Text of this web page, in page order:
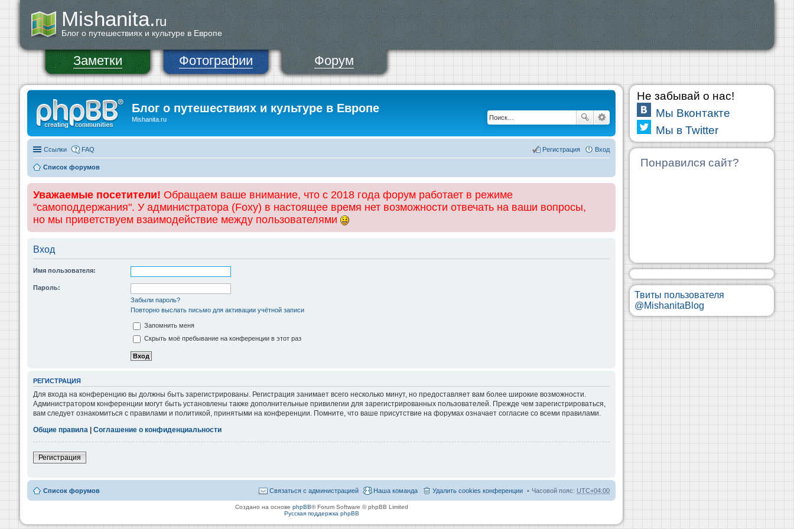
Mishanita.ru
Блог о путешествиях и культуре в Европе
Заметки Фотографии Форум
Блог о путешествиях и культуре в Европе
Mishanita.ru
Ссылки FAQ Вход
Регистрация
Список форумов
Уважаемые посетители! Обращаем ваше внимание, что с 2018 года форум работает в режиме
"самоподдержания". У администратора (Foxy) в настоящее время нет возможности отвечать на ваши вопросы,
но мы приветствуем взаимодействие между пользователями
Вход
Имя пользователя:
Пароль:
Забыли пароль?
Повторно выслать письмо для активации учётной записи
Запомнить меня
Скрыть моё пребывание на конференции в этот раз
РЕГИСТРАЦИЯ
Для входа на конференцию вы должны быть зарегистрированы. Регистрация занимает всего несколько минут, но предоставляет вам более широкие возможности.
Администратором конференции могут быть установлены также дополнительные привилегии для зарегистрированных пользователей. Прежде чем зарегистрироваться,
вам следует ознакомиться с правилами и политикой, принятыми на конференции. Помните, что ваше присутствие на форумах означает согласие со всеми правилами.
Общие правила
Соглашение о конфиденциальности
Регистрация
Список форумов Часовой пояс: UTC+04:00
Удалить cookies конференции
Наша команда
Связаться с администрацией
Создано на основе phpBB® Forum Software © phpBB Limited
Русская поддержка phpBB
Не забывай о нас!
Мы Вконтакте
Мы в Twitter
Понравился сайт?
Твиты пользователя
@MishanitaBlog